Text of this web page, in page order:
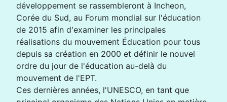
développement se rassembleront à Incheon,
Corée du Sud, au Forum mondial sur l'éducation
de 2015 afin d'examiner les principales
réalisations du mouvement Éducation pour tous
depuis sa création en 2000 et définir le nouvel
ordre du jour de l'éducation au-delà du
mouvement de l'EPT.
Ces dernières années, l'UNESCO, en tant que